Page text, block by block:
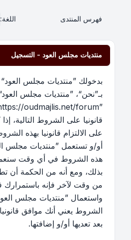
فهرس المنتدى اللغة:
منتديات مجلس العود - التسجيل
بدخولك ”منتديات مجلس العود“
بـ”نحن“، ”منتديات مجلس
قانونيا على الشروط التالية،
على الالتزام قانونيا بهذه
أو/و تستعمل ”منتديات مجلس
هذه الشروط في أي وقت سنعمل
بذلك، ومع أنه من الحكمة أن
من وقت لآخر فإنه باستمرارك
واستعمال ”منتديات مجلس
الشروط يعني أنك موافق قانونيا
بعد تعديها أو/و إضافتها.